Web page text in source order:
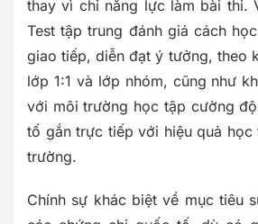
thay vì chỉ năng lực làm bài thi.
Test tập trung đánh giá cách
giao tiếp, diễn đạt ý tưởng, theo
lớp 1:1 và lớp nhóm, cũng như
với môi trường học tập cường
tố gắn trực tiếp với hiệu quả học
trường.
Chính sự khác biệt về mục tiêu